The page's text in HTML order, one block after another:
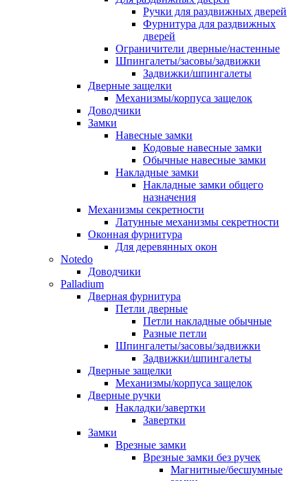
Ручки для раздвижных дверей
Фурнитура для раздвижных
дверей
Ограничители дверные/настенные
Шпингалеты/засовы/задвижки
Задвижки/шпингалеты
Дверные защелки
Механизмы/корпуса защелок
Доводчики
Замки
Навесные замки
Кодовые навесные замки
Обычные навесные замки
Накладные замки
Накладные замки общего
назначения
Механизмы секретности
Латунные механизмы секретности
Оконная фурнитура
Для деревянных окон
Notedo
Доводчики
Palladium
Дверная фурнитура
Петли дверные
Петли накладные обычные
Разные петли
Шпингалеты/засовы/задвижки
Задвижки/шпингалеты
Дверные защелки
Механизмы/корпуса защелок
Дверные ручки
Накладки/завертки
Завертки
Замки
Врезные замки
Врезные замки без ручек
Магнитные/бесшумные